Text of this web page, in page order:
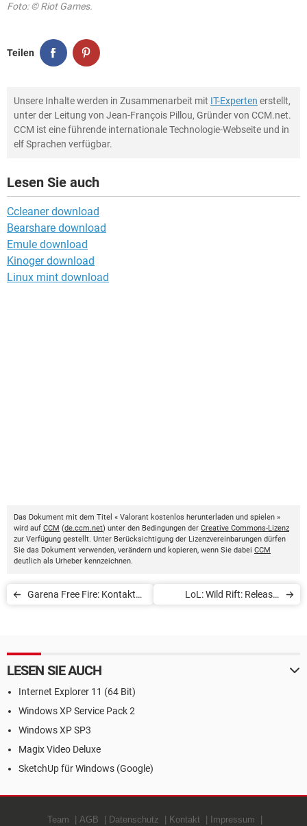
Foto: © Riot Games.
Teilen
Unsere Inhalte werden in Zusammenarbeit mit IT-Experten erstellt,
unter der Leitung von Jean-François Pillou, Gründer von CCM.net.
CCM ist eine führende internationale Technologie-Webseite und in
elf Sprachen verfügbar.
Lesen Sie auch
Ccleaner download
Bearshare download
Emule download
Kinoger download
Linux mint download
Das Dokument mit dem Titel « Valorant kostenlos herunterladen und spielen »
wird auf CCM (de.ccm.net) unter den Bedingungen der Creative Commons-Lizenz
zur Verfügung gestellt. Unter Berücksichtigung der Lizenzvereinbarungen dürfen
Sie das Dokument verwenden, verändern und kopieren, wenn Sie dabei CCM
deutlich als Urheber kennzeichnen.
Garena Free Fire: Kontakt
LoL: Wild Rift: Release,
LESEN SIE AUCH
Internet Explorer 11 (64 Bit)
Windows XP Service Pack 2
Windows XP SP3
Magix Video Deluxe
SketchUp für Windows (Google)
Team AGB Datenschutz Kontakt Impressum